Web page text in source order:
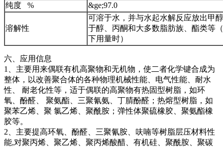
纯度 % &ge;97.0
溶解性
可溶于水，并与水起水解反应放出甲
于醇、丙酮和大多数脂肪族、酯类等
下用量时）
六、应用信息
1、主要用来偶联有机高聚物和无机物，使二者化学键合成为
整体，以改善聚合体的各种物理机械性能、电气性能、耐水
性、 耐老化性等，适于偶联的高聚物有热固型树脂，如环
氧、酚醛、 聚氨酯、三聚氰氨、丁腈酚醛；热熔型树脂，如
聚苯乙烯、聚 氯乙烯、聚酰胺；弹性体聚硫橡胶、聚氨酯橡
胶等。
2、主要提高环氧、酚醛、三聚氰胺、呋喃等树脂层压材料性
能,对聚丙烯、聚乙烯、聚丙烯酸醋、有机硅、聚酰胺、聚碳